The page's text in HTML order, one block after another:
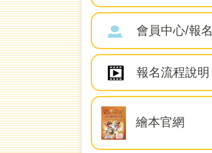
會員中心/報名
報名流程說明
繪本官網